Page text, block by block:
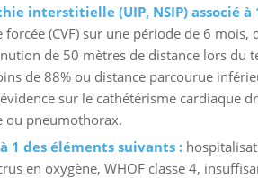
interstitielle (UIP, NSIP) associé
forcée (CVF) sur une période de 6
de 50 mètres de distance lors du
de 88% ou distance parcourue
sur le cathétérisme cardiaque
ou pneumothorax.
1 des éléments suivants :
en oxygène, WHOF classe 4,